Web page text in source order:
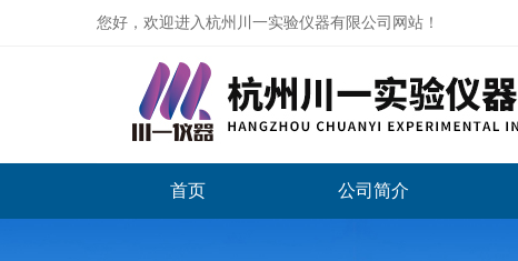
您好，欢迎进入杭州川一实验仪器有限公司网站！
首页 公司简介